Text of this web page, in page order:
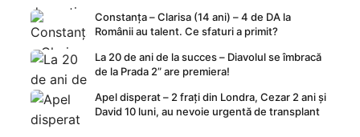
Constanța – Clarisa (14 ani) – 4 de DA la
Românii au talent. Ce sfaturi a primit?
La 20 de ani de la succes – Diavolul se îmbracă
de la Prada 2” are premiera!
Apel disperat – 2 frați din Londra, Cezar 2 ani și
David 10 luni, au nevoie urgentă de transplant